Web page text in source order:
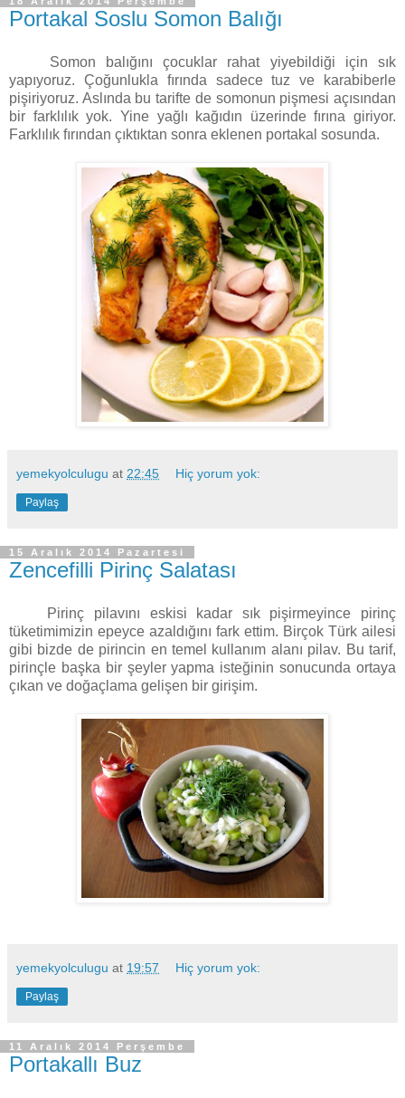
Portakal Soslu Somon Balığı
Somon balığını çocuklar rahat yiyebildiği için sık
yapıyoruz. Çoğunlukla fırında sadece tuz ve karabiberle
pişiriyoruz. Aslında bu tarifte de somonun pişmesi açısından
bir farklılık yok. Yine yağlı kağıdın üzerinde fırına giriyor.
Farklılık fırından çıktıktan sonra eklenen portakal sosunda.
yemekyolculugu at 22:45 Hiç yorum yok:
Paylaş
15 Aralık 2014 Pazartesi
Zencefilli Pirinç Salatası
Pirinç pilavını eskisi kadar sık pişirmeyince pirinç
tüketimimizin epeyce azaldığını fark ettim. Birçok Türk ailesi
gibi bizde de pirincin en temel kullanım alanı pilav. Bu tarif,
pirinçle başka bir şeyler yapma isteğinin sonucunda ortaya
çıkan ve doğaçlama gelişen bir girişim.
yemekyolculugu at 19:57 Hiç yorum yok:
Paylaş
11 Aralık 2014 Perşembe
Portakallı Buz